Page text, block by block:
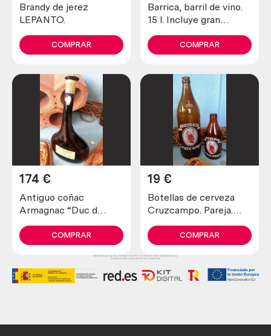
Brandy de jerez
LEPANTO.
COMPRAR
Barrica, barril de vino.
15 l. Incluye gran
COMPRAR
Antiguo coñac
Armagnac “Duc d
X.D.
174 €
COMPRAR
Botellas de cerveza
Cruzcampo. Pareja.
19 €
COMPRAR